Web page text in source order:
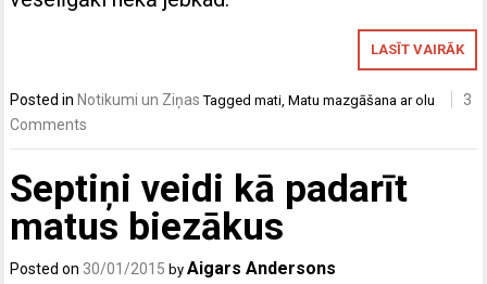
LASĪT VAIRĀK
Posted in Notikumi un Ziņas Taggedmati ,Matu mazgāšana ar olu
3
Comments
Septiņi veidi kā padarīt
matus biezākus
Posted on 30/01/2015 byAigars Andersons